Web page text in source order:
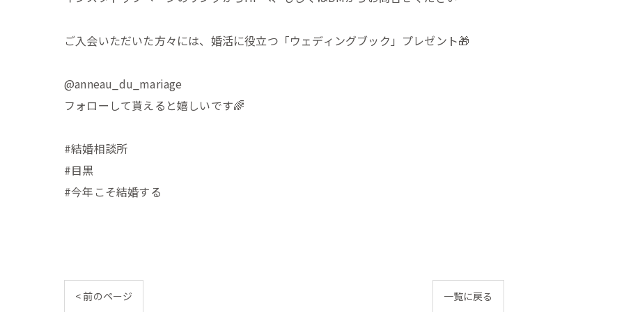
ご入会いただいた方々には、婚活に役立つ「ウェディングブック」プレゼント🎁
@anneau_du_mariage
フォローして貰えると嬉しいです🌈
#結婚相談所
#目黒
#今年こそ結婚する
< 前のページ 一覧に戻る